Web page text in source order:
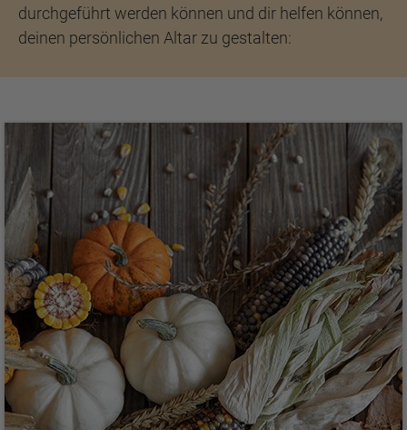
durchgeführt werden können und dir helfen können,
deinen persönlichen Altar zu gestalten: